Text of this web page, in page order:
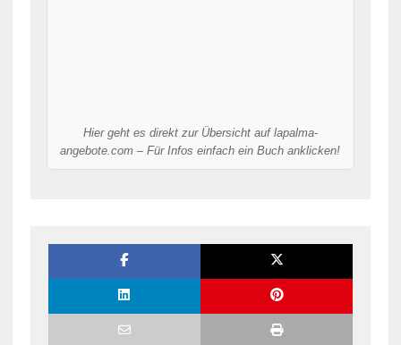
Hier geht es direkt zur Übersicht auf lapalma-
angebote.com – Für Infos einfach ein Buch anklicken!